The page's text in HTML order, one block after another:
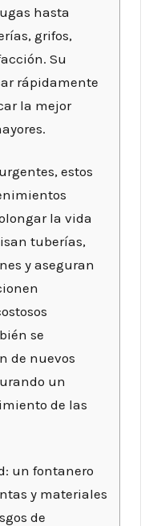
hasta
grifos,
Su
rápidamente
la mejor
estos
la vida
tuberías,
y aseguran
se
de nuevos
un
de las
un fontanero
y materiales
de